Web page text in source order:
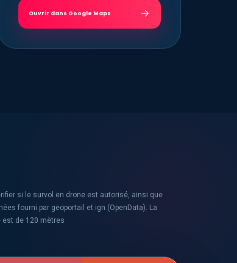
Ouvrir dans Google Maps
si le survol en drone est autorisé, ainsi que
fourni par geoportail et ign (OpenData). La
est de 120 mètres